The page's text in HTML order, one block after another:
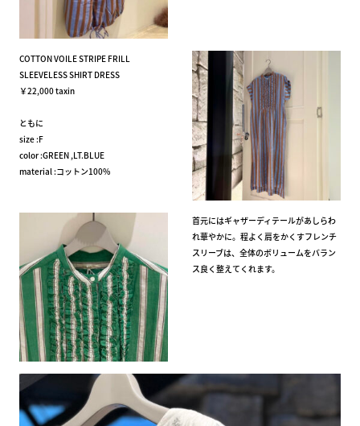
COTTON VOILE STRIPE FRILL
SLEEVELESS SHIRT DRESS
￥22,000 taxin
ともに
size :F
color :GREEN ,LT.BLUE
material :コットン100%
首元にはギャザーディテールがあしらわ
れ華やかに。程よく肩をかくすフレンチ
スリーブは、全体のボリュームをバラン
ス良く整えてくれます。